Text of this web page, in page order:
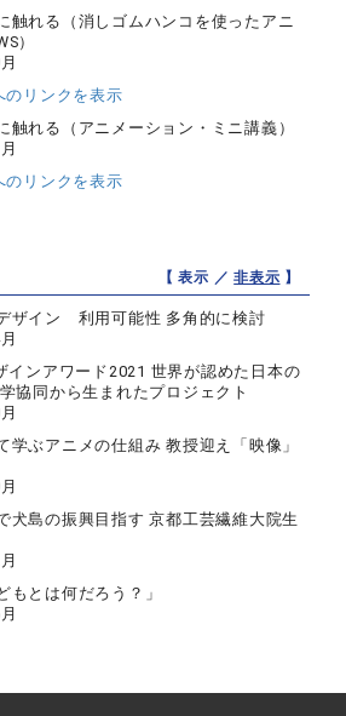
触れる（消しゴムハンコを使ったアニ
）
のリンクを表示
触れる（アニメーション・ミニ講義）
のリンクを表示
【 表示 ／非表示 】
ザイン 利用可能性 多角的に検討
インアワード2021 世界が認めた日本の
協同から生まれたプロジェクト
学ぶアニメの仕組み 教授迎え「映像」
犬島の振興目指す 京都工芸繊維大院生
もとは何だろう？」